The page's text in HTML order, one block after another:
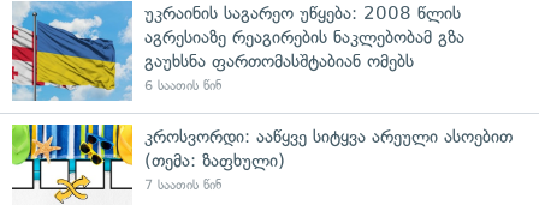
უკრაინის საგარეო უწყება: 2008 წლის
აგრესიაზე რეაგირების ნაკლებობამ გზა
გაუხსნა ფართომასშტაბიან ომებს
6 საათის წინ
კროსვორდი: ააწყვე სიტყვა არეული ასოებით
(თემა: ზაფხული)
7 საათის წინ